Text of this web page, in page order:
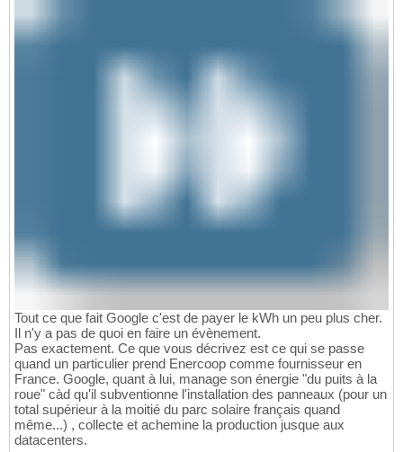
Tout ce que fait Google c'est de payer le kWh un peu plus cher.
Il n'y a pas de quoi en faire un évènement.
Pas exactement. Ce que vous décrivez est ce qui se passe
quand un particulier prend Enercoop comme fournisseur en
France. Google, quant à lui, manage son énergie "du puits à la
roue" càd qu'il subventionne l'installation des panneaux (pour un
total supérieur à la moitié du parc solaire français quand
même...) , collecte et achemine la production jusque aux
datacenters.